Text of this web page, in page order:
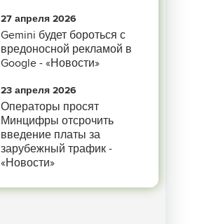
27 апреля 2026
Gemini будет бороться с
вредоносной рекламой в
Google - «Новости»
23 апреля 2026
Операторы просят
Минцифры отсрочить
введение платы за
зарубежный трафик -
«Новости»